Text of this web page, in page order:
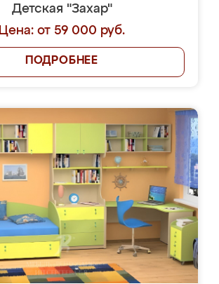
Детская "Захар"
Цена: от 59 000 руб.
ПОДРОБНЕЕ